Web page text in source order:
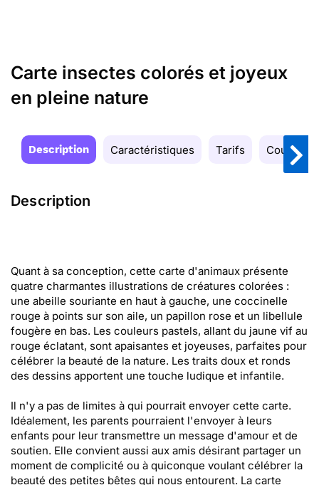
Carte insectes colorés et joyeux
en pleine nature
Description Caractéristiques Tarifs Couleurs
Description
Quant à sa conception, cette carte d'animaux présente
quatre charmantes illustrations de créatures colorées :
une abeille souriante en haut à gauche, une coccinelle
rouge à points sur son aile, un papillon rose et un libellule
fougère en bas. Les couleurs pastels, allant du jaune vif au
rouge éclatant, sont apaisantes et joyeuses, parfaites pour
célébrer la beauté de la nature. Les traits doux et ronds
des dessins apportent une touche ludique et infantile.
Il n'y a pas de limites à qui pourrait envoyer cette carte.
Idéalement, les parents pourraient l'envoyer à leurs
enfants pour leur transmettre un message d'amour et de
soutien. Elle convient aussi aux amis désirant partager un
moment de complicité ou à quiconque voulant célébrer la
beauté des petites bêtes qui nous entourent. La carte